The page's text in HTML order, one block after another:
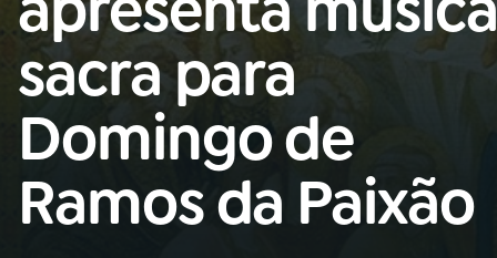
01INÍCIO
02A RÁDIO
03 PROGRAMAÇÃO
sacra para
Domingo de
Ramos da Paixão